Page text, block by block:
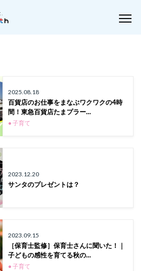
2025.08.18
百貨店のお仕事をまなぶワクワクの4時
間！東急百貨店たまプラー…
● 子育て
2023.12.20
サンタのプレゼントは？
2023.09.15
［保育士監修］保育士さんに聞いた！｜
子どもの感性を育てる秋の…
● 子育て